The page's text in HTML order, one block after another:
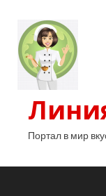
Портал в мир